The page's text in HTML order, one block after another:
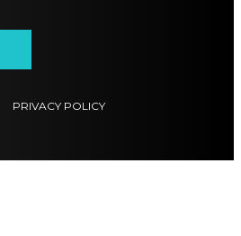
PRIVACY POLICY